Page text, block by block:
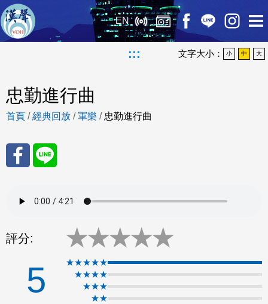
EN
::: 文字大小： 小 中 大
忠勤進行曲
首頁 /經典回放 /軍樂 / 忠勤進行曲
Fac
評分: ★★★★★
5
★★★★★
★★★★
★★★
★★